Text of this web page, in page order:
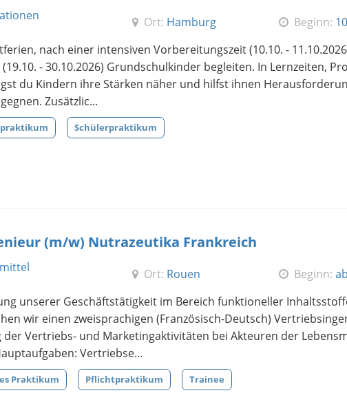
Ort: Hamburg Beginn:
nach einer intensiven Vorbereitungszeit (10.10. -
(19.10. - 30.10.2026) Grundschulkinder begleiten. In Lernzeiten,
du Kindern ihre Stärken näher und hilfst ihnen
Zusätzlic...
Schülerpraktikum
(m/w) Nutrazeutika Frankreich
Ort: Rouen Beginn:
unserer Geschäftstätigkeit im Bereich funktioneller
wir einen zweisprachigen (Französisch-Deutsch)
Vertriebs- und Marketingaktivitäten bei Akteuren der
Vertriebse...
Praktikum Pflichtpraktikum Trainee